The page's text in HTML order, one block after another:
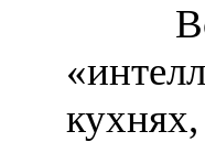
Вся